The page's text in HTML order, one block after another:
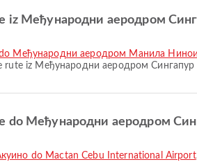
iz Међународни аеродром
Међународни аеродром Манила
iz Међународни аеродром Сингапур
do Међународни аеродром
do Mactan Cebu International Airport